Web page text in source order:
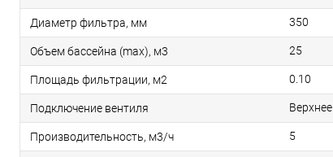
Диаметр фильтра, мм 350
Объем бассейна (max), м3 25
Площадь фильтрации, м2 0.10
Подключение вентиля Верхнее
Производительность, м3/ч 5